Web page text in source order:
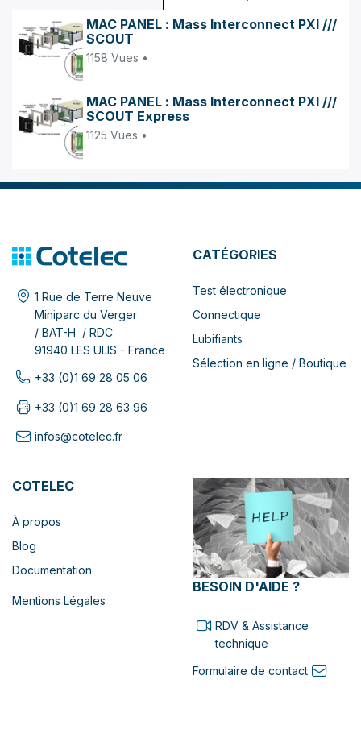
MAC PANEL : Mass Interconnect PXI ///
SCOUT
1158 Vues •
MAC PANEL : Mass Interconnect PXI ///
SCOUT Express
1125 Vues •
1 Rue de Terre Neuve
Miniparc du Verger
/ BAT-H / RDC
91940 LES ULIS - France
+33 (0)1 69 28 05 06
+33 (0)1 69 28 63 96
infos@cotelec.fr
CATÉGORIES
Test électronique
Connectique
Lubifiants
Sélection en ligne / Boutique
COTELEC
À propos
Blog
Documentation
Mentions Légales
BESOIN D'AIDE ?
RDV & Assistance
technique
Formulaire de contact